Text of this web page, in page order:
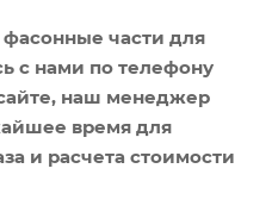
части для
с нами по телефону
сайте, наш менеджер
время для
и расчета стоимости